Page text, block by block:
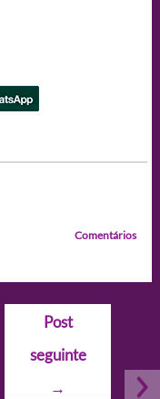
Comentários
Post
seguinte
→